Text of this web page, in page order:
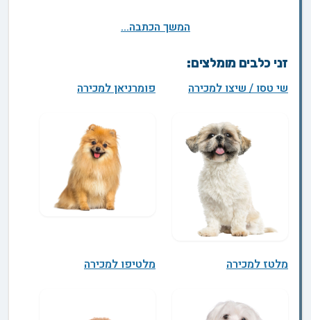
המשך הכתבה...
זני כלבים מומלצים:
שי טסו / שיצו למכירה פומרניאן למכירה
מלטז למכירה מלטיפו למכירה